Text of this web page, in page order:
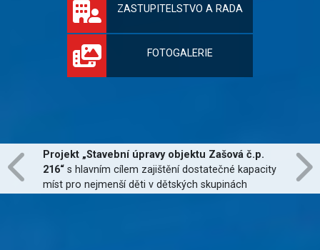
ZASTUPITELSTVO A RADA
FOTOGALERIE
Projekt „Stavební úpravy objektu Zašová č.p.
216“ s hlavním cílem zajištění dostatečné kapacity
míst pro nejmenší děti v dětských skupinách